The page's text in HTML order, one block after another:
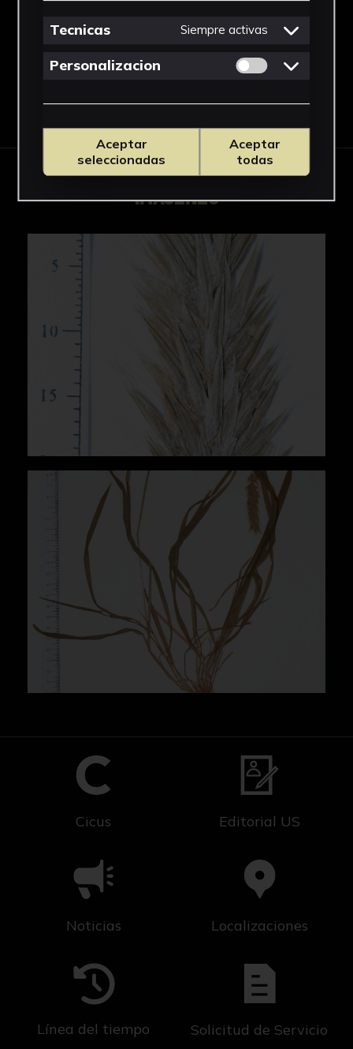
Descargar Ficha
IMÁGENES
Cicus Editorial US
Noticias Localizaciones
Línea del tiempo Solicitud de Servicio
Tecnicas Siempre activas
Personalizacion Permitir cookies
Aceptar
seleccionadas
Aceptar
todas